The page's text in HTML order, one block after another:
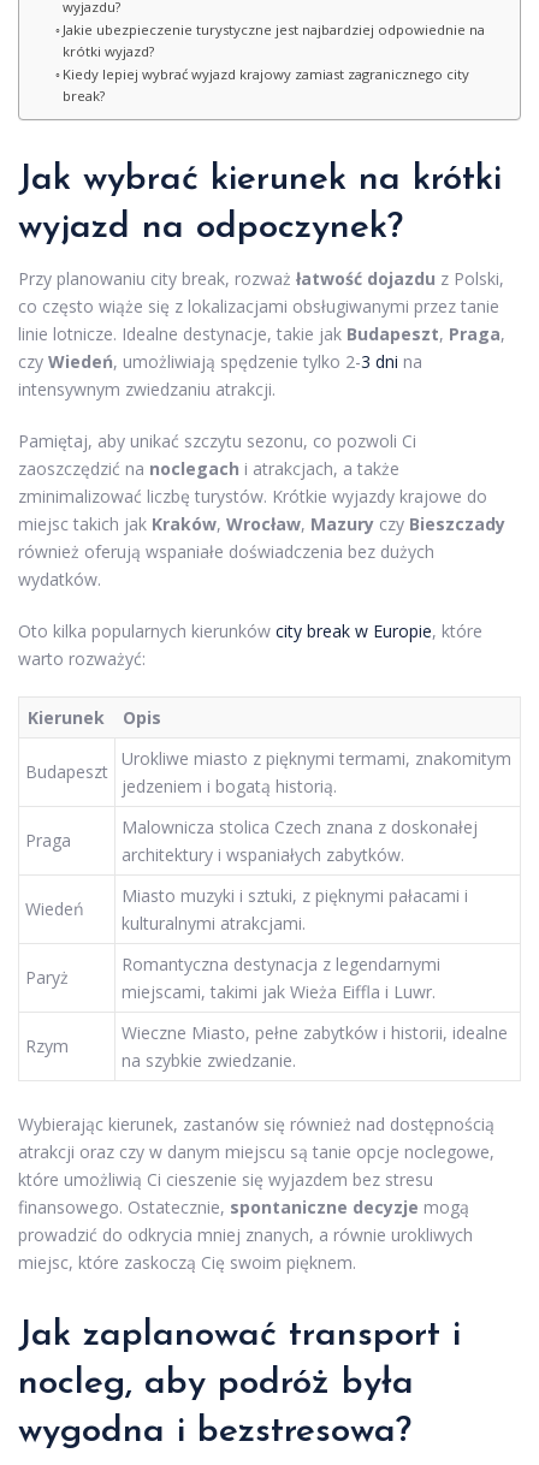
wyjazdu?
Jakie ubezpieczenie turystyczne jest najbardziej odpowiednie na
krótki wyjazd?
Kiedy lepiej wybrać wyjazd krajowy zamiast zagranicznego city
break?
Jak wybrać kierunek na krótki
wyjazd na odpoczynek?
Przy planowaniu city break, rozważ łatwość dojazdu z Polski,
co często wiąże się z lokalizacjami obsługiwanymi przez tanie
linie lotnicze. Idealne destynacje, takie jak Budapeszt, Praga,
czy Wiedeń, umożliwiają spędzenie tylko 2-3 dni na
intensywnym zwiedzaniu atrakcji.
Pamiętaj, aby unikać szczytu sezonu, co pozwoli Ci
zaoszczędzić na noclegach i atrakcjach, a także
zminimalizować liczbę turystów. Krótkie wyjazdy krajowe do
miejsc takich jak Kraków, Wrocław, Mazury czy Bieszczady
również oferują wspaniałe doświadczenia bez dużych
wydatków.
Oto kilka popularnych kierunków city break w Europie, które
warto rozważyć:
Kierunek Opis
Budapeszt
Urokliwe miasto z pięknymi termami, znakomitym
jedzeniem i bogatą historią.
Praga
Malownicza stolica Czech znana z doskonałej
architektury i wspaniałych zabytków.
Wiedeń
Miasto muzyki i sztuki, z pięknymi pałacami i
kulturalnymi atrakcjami.
Paryż
Romantyczna destynacja z legendarnymi
miejscami, takimi jak Wieża Eiffla i Luwr.
Rzym
Wieczne Miasto, pełne zabytków i historii, idealne
na szybkie zwiedzanie.
Wybierając kierunek, zastanów się również nad dostępnością
atrakcji oraz czy w danym miejscu są tanie opcje noclegowe,
które umożliwią Ci cieszenie się wyjazdem bez stresu
finansowego. Ostatecznie, spontaniczne decyzje mogą
prowadzić do odkrycia mniej znanych, a równie urokliwych
miejsc, które zaskoczą Cię swoim pięknem.
Jak zaplanować transport i
nocleg, aby podróż była
wygodna i bezstresowa?